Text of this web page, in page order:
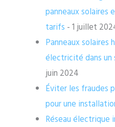
panneaux solaires
tarifs - 1 juillet
Panneaux solaires
électricité dans un
juin 2024
Éviter les fraudes
pour une
Réseau